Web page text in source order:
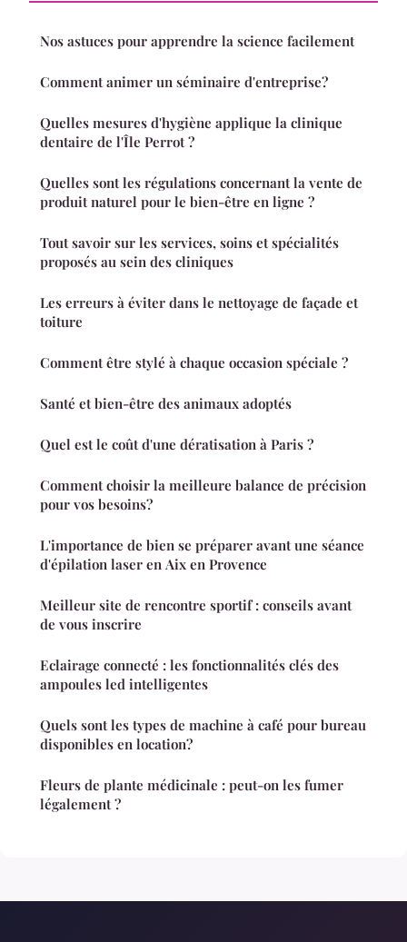
Nos astuces pour apprendre la science facilement
Comment animer un séminaire d'entreprise?
Quelles mesures d'hygiène applique la clinique
dentaire de l'Île Perrot ?
Quelles sont les régulations concernant la vente de
produit naturel pour le bien-être en ligne ?
Tout savoir sur les services, soins et spécialités
proposés au sein des cliniques
Les erreurs à éviter dans le nettoyage de façade et
toiture
Comment être stylé à chaque occasion spéciale ?
Santé et bien-être des animaux adoptés
Quel est le coût d'une dératisation à Paris ?
Comment choisir la meilleure balance de précision
pour vos besoins?
L'importance de bien se préparer avant une séance
d'épilation laser en Aix en Provence
Meilleur site de rencontre sportif : conseils avant
de vous inscrire
Eclairage connecté : les fonctionnalités clés des
ampoules led intelligentes
Quels sont les types de machine à café pour bureau
disponibles en location?
Fleurs de plante médicinale : peut-on les fumer
légalement ?